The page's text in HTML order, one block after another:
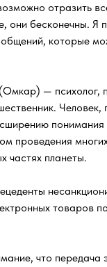
отразить
они бесконечны. Я
которые
— психолог,
понимания
проведения
частях планеты.
товаров
что передача